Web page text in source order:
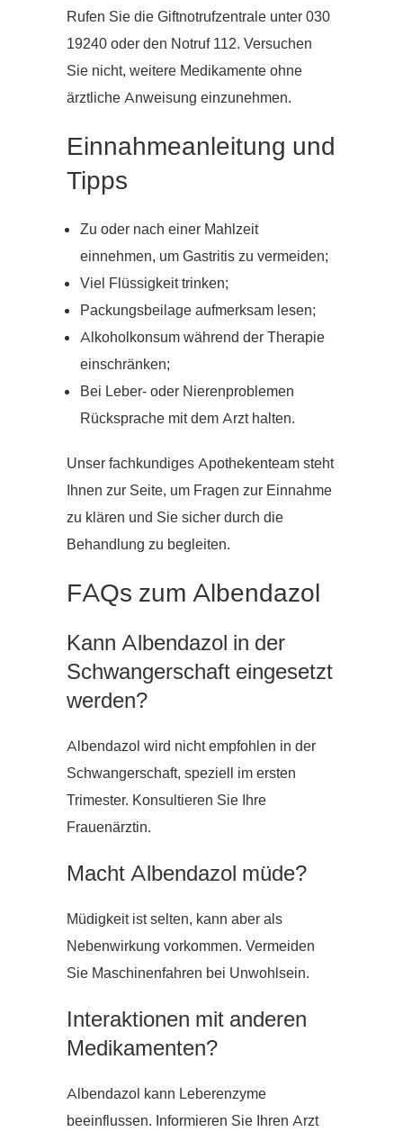
Rufen Sie die Giftnotrufzentrale unter 030
19240 oder den Notruf 112. Versuchen
Sie nicht, weitere Medikamente ohne
ärztliche Anweisung einzunehmen.
Einnahmeanleitung und
Tipps
Zu oder nach einer Mahlzeit
einnehmen, um Gastritis zu vermeiden;
Viel Flüssigkeit trinken;
Packungsbeilage aufmerksam lesen;
Alkoholkonsum während der Therapie
einschränken;
Bei Leber- oder Nierenproblemen
Rücksprache mit dem Arzt halten.
Unser fachkundiges Apothekenteam steht
Ihnen zur Seite, um Fragen zur Einnahme
zu klären und Sie sicher durch die
Behandlung zu begleiten.
FAQs zum Albendazol
Kann Albendazol in der
Schwangerschaft eingesetzt
werden?
Albendazol wird nicht empfohlen in der
Schwangerschaft, speziell im ersten
Trimester. Konsultieren Sie Ihre
Frauenärztin.
Macht Albendazol müde?
Müdigkeit ist selten, kann aber als
Nebenwirkung vorkommen. Vermeiden
Sie Maschinenfahren bei Unwohlsein.
Interaktionen mit anderen
Medikamenten?
Albendazol kann Leberenzyme
beeinflussen. Informieren Sie Ihren Arzt